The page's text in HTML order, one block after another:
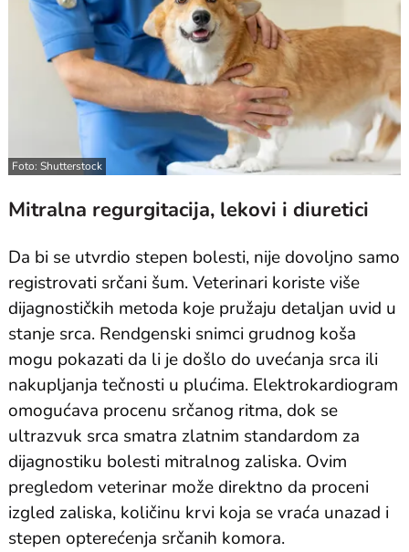
Foto: Shutterstock
Mitralna regurgitacija, lekovi i diuretici
Da bi se utvrdio stepen bolesti, nije dovoljno samo
registrovati srčani šum. Veterinari koriste više
dijagnostičkih metoda koje pružaju detaljan uvid u
stanje srca. Rendgenski snimci grudnog koša
mogu pokazati da li je došlo do uvećanja srca ili
nakupljanja tečnosti u plućima. Elektrokardiogram
omogućava procenu srčanog ritma, dok se
ultrazvuk srca smatra zlatnim standardom za
dijagnostiku bolesti mitralnog zaliska. Ovim
pregledom veterinar može direktno da proceni
izgled zaliska, količinu krvi koja se vraća unazad i
stepen opterećenja srčanih komora.